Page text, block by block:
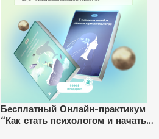
Бесплатный Онлайн-практикум
“Как стать психологом и начать